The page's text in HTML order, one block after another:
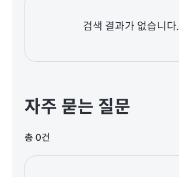
검색 결과가 없습니다.
자주 묻는 질문
총 0건